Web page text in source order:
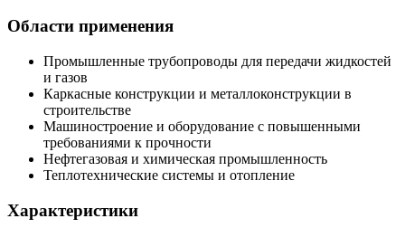
Области применения
Промышленные трубопроводы для передачи жидкостей
и газов
Каркасные конструкции и металлоконструкции в
строительстве
Машиностроение и оборудование с повышенными
требованиями к прочности
Нефтегазовая и химическая промышленность
Теплотехнические системы и отопление
Характеристики